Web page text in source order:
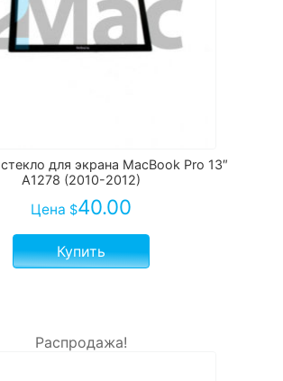
для экрана MacBook Pro 13″
A1278 (2010-2012)
Цена $40.00
Купить
Распродажа!